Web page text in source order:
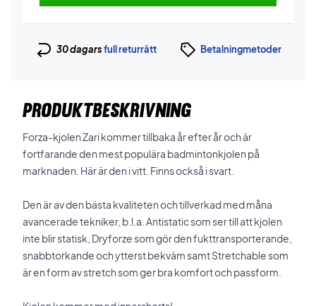
30 dagarsfull returrätt Betalningmetoder
PRODUKTBESKRIVNING
Forza-kjolen Zari kommer tillbaka år efter år och är
fortfarande den mest populära badmintonkjolen på
marknaden. Här är den i vitt. Finns också i svart.
Den är av den bästa kvaliteten och tillverkad med måna
avancerade tekniker, b.l.a. Antistatic som ser till att kjolen
inte blir statisk, Dryforze som gör den fukttransporterande,
snabbtorkande och ytterst bekväm samt Stretchable som
är en form av stretch som ger bra komfort och passform.